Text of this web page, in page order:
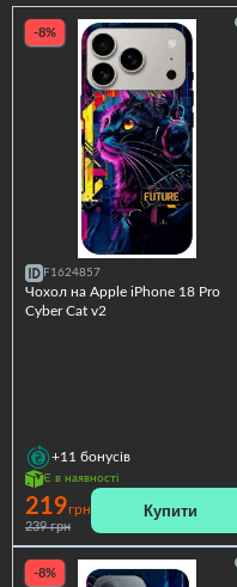
-8%
F1624857
Чохол на Apple iPhone 18 Pro
Cyber Cat v2
+11 бонусів
Є в наявності
219грн
239 грн
Купити
-8%